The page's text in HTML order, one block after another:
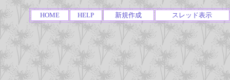
HOME HELP 新規作成 スレッド表示